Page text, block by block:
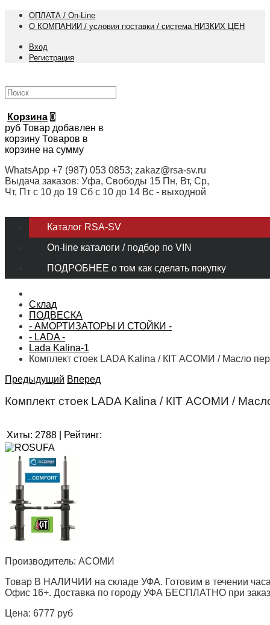
ОПЛАТА / On-Line
О КОМПАНИИ / условия поставки / система НИЗКИХ ЦЕН
Вход
Регистрация
Корзина 0
руб Товар добавлен в
корзину Товаров в
корзине на сумму
WhatsApp +7 (987) 053 0853; zakaz@rsa-sv.ru
Выдача заказов: Уфа, Свободы 15 Пн, Вт, Ср,
Чт, Пт с 10 до 19 Сб с 10 до 14 Вс - выходной
Каталог RSA-SV
On-line каталоги / подбор по VIN
ПОДРОБНЕЕ о том как сделать покупку
Склад
ПОДВЕСКА
- АМОРТИЗАТОРЫ И СТОЙКИ -
- LADA -
Lada Kalina-1
Комплект стоек LADA Kalina / КIT АСОМИ / Масло
Предыдущий Вперед
Комплект стоек LADA Kalina / КIT АСОМИ /
Хиты: 2788 Рейтинг:
Производитель: АСОМИ
Товар В НАЛИЧИИ на складе УФА. Готовим в течении
Офис 16+. Доставка по городу УФА БЕСПЛАТНО при
Цена: 6777 руб